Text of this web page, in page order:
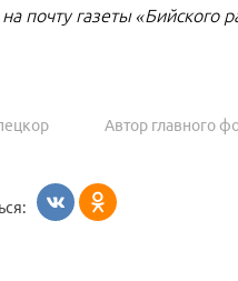
почту газеты «Бийского
Автор главного